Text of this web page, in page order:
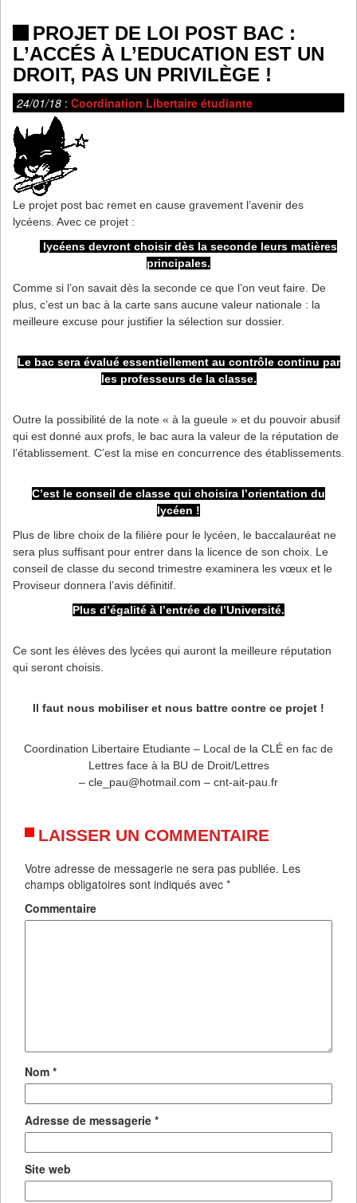
PROJET DE LOI POST BAC :
L’ACCÉS À L’EDUCATION EST UN
DROIT, PAS UN PRIVILÈGE !
24/01/18 : Coordination Libertaire étudiante
Le projet post bac remet en cause gravement l’avenir des
lycéens. Avec ce projet :
lycéens devront choisir dès la seconde leurs matières
principales.
Comme si l’on savait dès la seconde ce que l’on veut faire. De
plus, c’est un bac à la carte sans aucune valeur nationale : la
meilleure excuse pour justifier la sélection sur dossier.
Le bac sera évalué essentiellement au contrôle continu par
les professeurs de la classe.
Outre la possibilité de la note « à la gueule » et du pouvoir abusif
qui est donné aux profs, le bac aura la valeur de la réputation de
l’établissement. C’est la mise en concurrence des établissements.
C’est le conseil de classe qui choisira l’orientation du
lycéen !
Plus de libre choix de la filière pour le lycéen, le baccalauréat ne
sera plus suffisant pour entrer dans la licence de son choix. Le
conseil de classe du second trimestre examinera les vœux et le
Proviseur donnera l’avis définitif.
Plus d’égalité à l’entrée de l’Université.
Ce sont les élèves des lycées qui auront la meilleure réputation
qui seront choisis.
Il faut nous mobiliser et nous battre contre ce projet !
Coordination Libertaire Etudiante – Local de la CLÉ en fac de
Lettres face à la BU de Droit/Lettres
– cle_pau@hotmail.com – cnt-ait-pau.fr
LAISSER UN COMMENTAIRE
Votre adresse de messagerie ne sera pas publiée. Les
champs obligatoires sont indiqués avec *
Commentaire
Nom *
Adresse de messagerie *
Site web